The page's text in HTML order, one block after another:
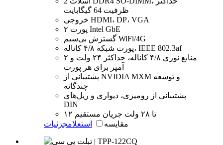
ظرفیت 64 گیگابایت
خروجی HDMI، DP، VGA
۲ پورت Intel GbE
گسترش بی‌سیم WiFi/4G
پورت شبکه ۴/۸ کاناله، IEEE 802.3af
منابع نوری ۴/۸ کاناله، حداکثر ۲۴ ولت و ۲
آمپر برای هر پورت
پشتیبانی از NVIDIA MXM و توسعه
چندگانه
پشتیبانی از رومیزی، دیواری و ریل‌های
DIN
۱۲ تا ۲۸ ولت جریان مستقیم
مقایسه
استعلامجزئیات